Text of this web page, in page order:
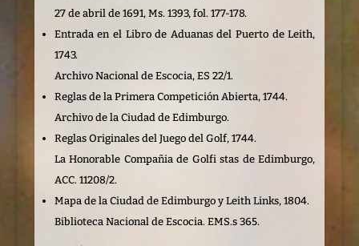
27 de abril de 1691, Ms. 1393, fol. 177-178.
Entrada en el Libro de Aduanas del Puerto de Leith,
1743.
Archivo Nacional de Escocia, ES 22/1.
Reglas de la Primera Competición Abierta, 1744.
Archivo de la Ciudad de Edimburgo.
Reglas Originales del Juego del Golf, 1744.
La Honorable Compañia de Golfi stas de Edimburgo,
ACC. 11208/2.
Mapa de la Ciudad de Edimburgo y Leith Links, 1804.
Biblioteca Nacional de Escocia. EMS.s 365.